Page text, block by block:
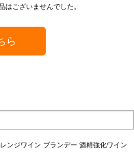
ございませんでした。
ら
ンジワイン ブランデー 酒精強化ワイン